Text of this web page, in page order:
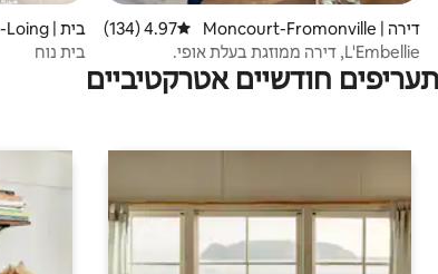
דירה | Moncourt-Fromonville דירוג ממוצע של 4.97 מתוך 5, 134 ביקורות
4.97 (134)
L'Embellie, דירה ממוזגת בעלת אופי.
בית | Bagneaux-sur-Loing
בית נוח
חודשיים אטרקטיביים